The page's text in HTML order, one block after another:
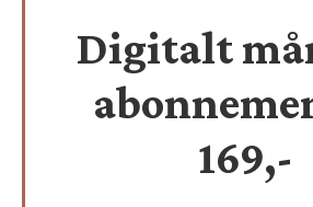
Digitalt
169,-